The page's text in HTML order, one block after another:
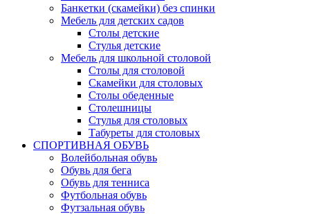
Банкетки (скамейки) без спинки
Мебель для детских садов
Столы детские
Стулья детские
Мебель для школьной столовой
Столы для столовой
Скамейки для столовых
Столы обеденные
Столешницы
Стулья для столовых
Табуреты для столовых
СПОРТИВНАЯ ОБУВЬ
Волейбольная обувь
Обувь для бега
Обувь для тенниса
Футбольная обувь
Футзальная обувь